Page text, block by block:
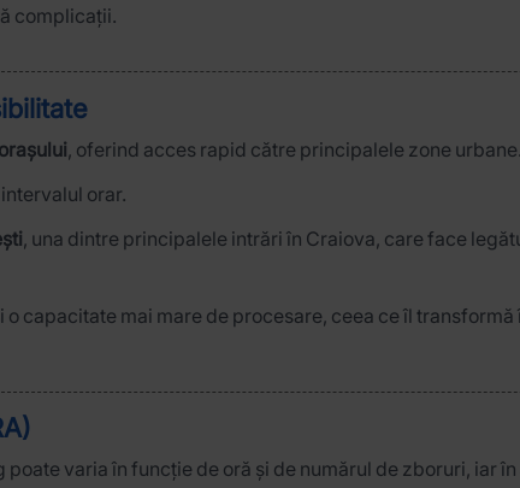
complicații.
, oferind acces rapid către principalele zone urbane.
orar.
, una dintre principalele intrări în Craiova, care face
capacitate mai mare de procesare, ceea ce îl transformă
varia în funcție de oră și de numărul de zboruri, iar